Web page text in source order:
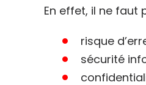
En effet, il ne faut
risque
sécurité